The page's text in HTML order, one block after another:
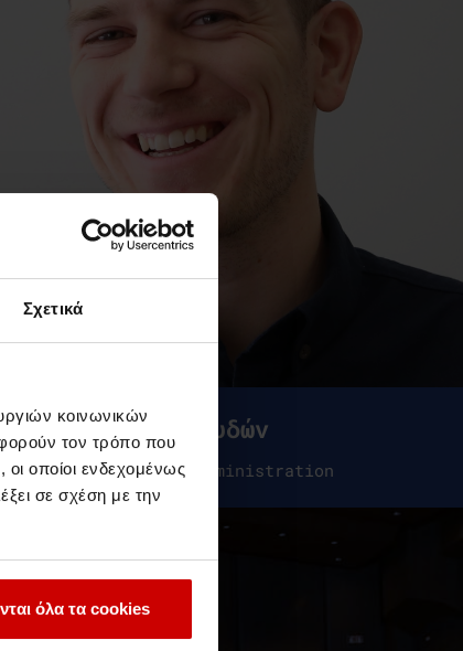
Σχετικά
κοινωνικών
τον τρόπο που
οποίοι ενδεχομένως
σε σχέση με την
όλα τα cookies
Σπουδών
(Hons) Business Administration